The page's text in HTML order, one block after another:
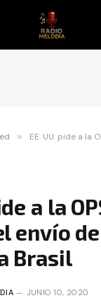
» EE. UU. pide a la OPS
a la
envío
Brasil
JUNIO 10, 2020